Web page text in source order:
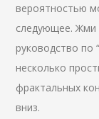
вероятностью
следующее. Жми
руководство по
несколько
фрактальных
вниз.